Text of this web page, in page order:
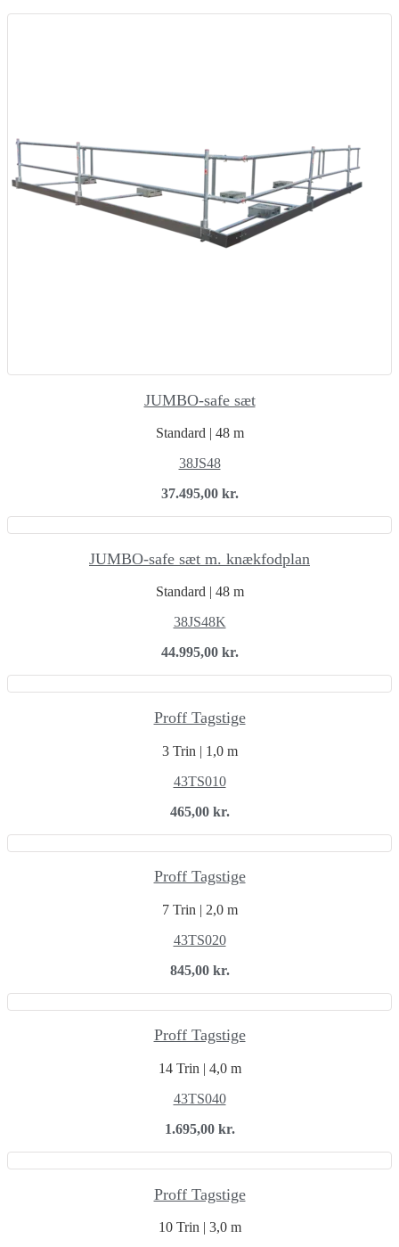
JUMBO-safe sæt
Standard | 48 m
38JS48
37.495,00 kr.
JUMBO-safe sæt m. knækfodplan
Standard | 48 m
38JS48K
44.995,00 kr.
Proff Tagstige
3 Trin | 1,0 m
43TS010
465,00 kr.
Proff Tagstige
7 Trin | 2,0 m
43TS020
845,00 kr.
Proff Tagstige
14 Trin | 4,0 m
43TS040
1.695,00 kr.
Proff Tagstige
10 Trin | 3,0 m